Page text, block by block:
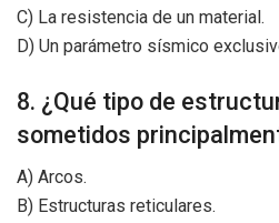
C) La resistencia de un material.
D) Un parámetro sísmico
8. ¿Qué tipo de
sometidos
A) Arcos.
B) Estructuras reticulares.